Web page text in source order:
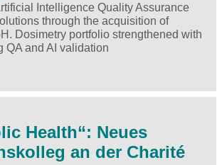
Intelligence Quality Assurance
through the acquisition of
Dosimetry portfolio strengthened with
QA and AI validation
Health“: Neues
an der Charité